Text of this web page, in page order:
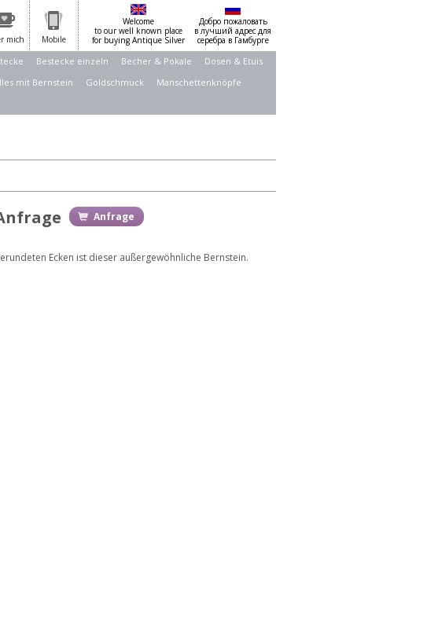
mich Mobile
Welcome
to our well known place
for buying Antique Silver
Добро пожаловать
в лучший адрес для
серебра в Гамбурге
Bestecke einzeln Becher & Pokale
Dosen & Etuis
mit Bernstein Goldschmuck
Manschettenknöpfe
Anfrage
Ecken ist dieser außergewöhnliche Bernstein.